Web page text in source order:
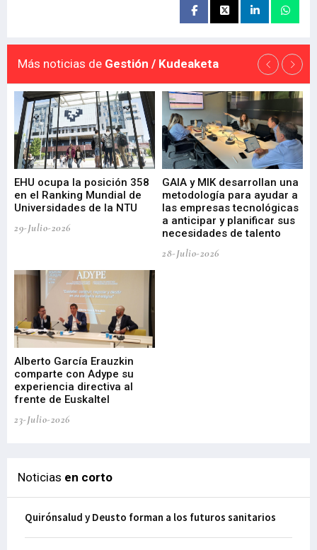
Más noticias de Gestión / Kudeaketa
EHU ocupa la posición 358
en el Ranking Mundial de
Universidades de la NTU
29-Julio-2026
GAIA y MIK desarrollan una
metodología para ayudar a
las empresas tecnológicas
a anticipar y planificar sus
necesidades de talento
28-Julio-2026
Alberto García Erauzkin
comparte con Adype su
experiencia directiva al
frente de Euskaltel
23-Julio-2026
Noticias en corto
Quirónsalud y Deusto forman a los futuros sanitarios